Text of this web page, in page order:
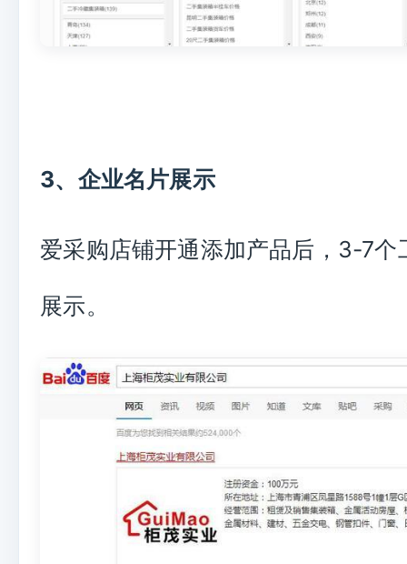
3、企业名片展示
爱采购店铺开通添加产品后，3-7个
展示。